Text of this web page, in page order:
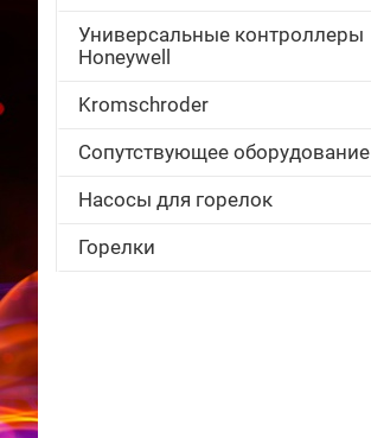
Универсальные контроллеры
Honeywell
Kromschroder
Сопутствующее оборудование
Насосы для горелок
Горелки